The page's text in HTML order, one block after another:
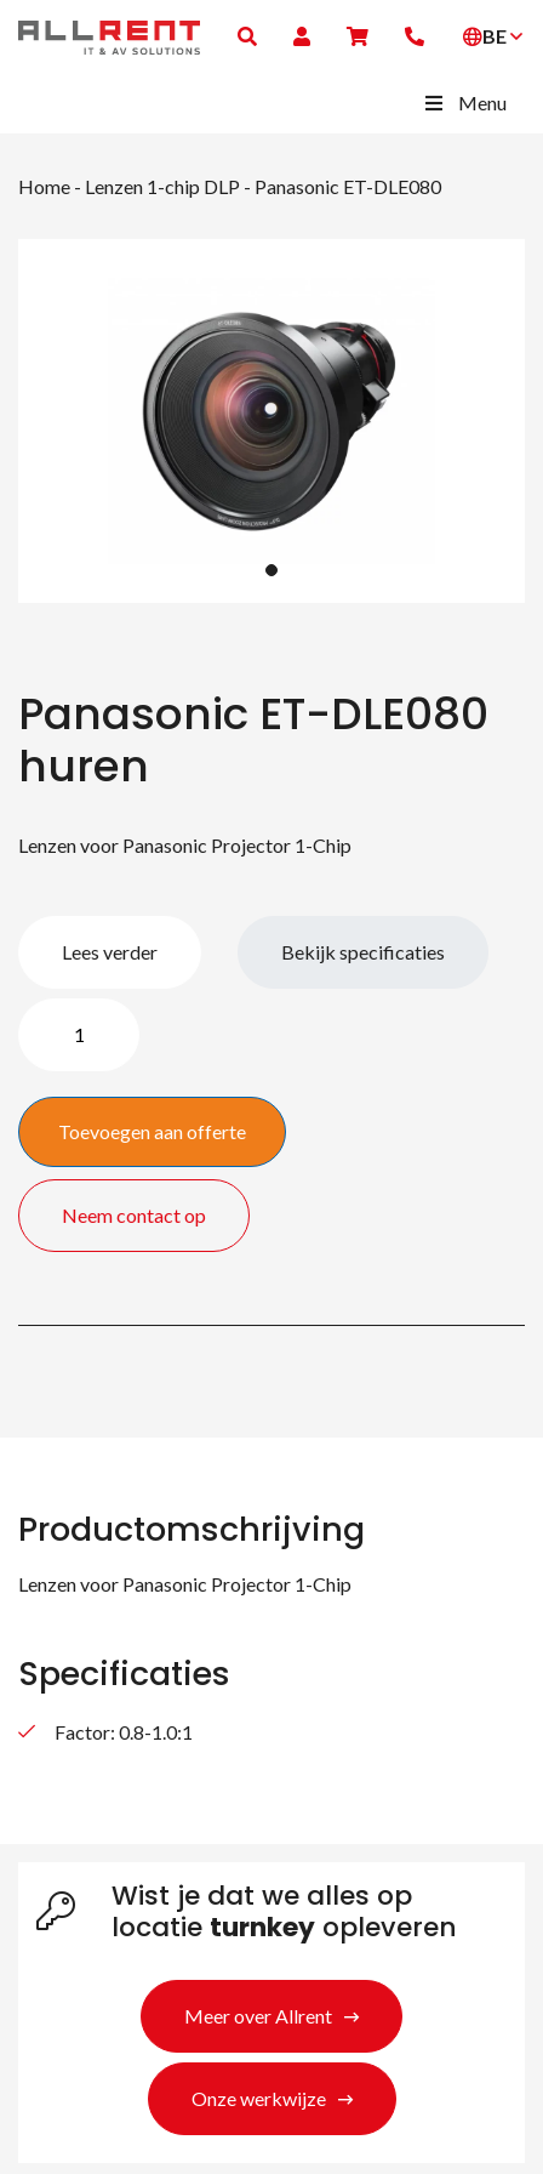
BE
Menu
Home - Lenzen 1-chip DLP - Panasonic ET-DLE080
Panasonic ET-DLE080
huren
Lenzen voor Panasonic Projector 1-Chip
Lees verder Bekijk specificaties
quantity
Toevoegen aan offerte
Neem contact op
Productomschrijving
Lenzen voor Panasonic Projector 1-Chip
Specificaties
Factor: 0.8-1.0:1
Wist je dat we alles op
locatie turnkey opleveren
Meer over Allrent
Onze werkwijze